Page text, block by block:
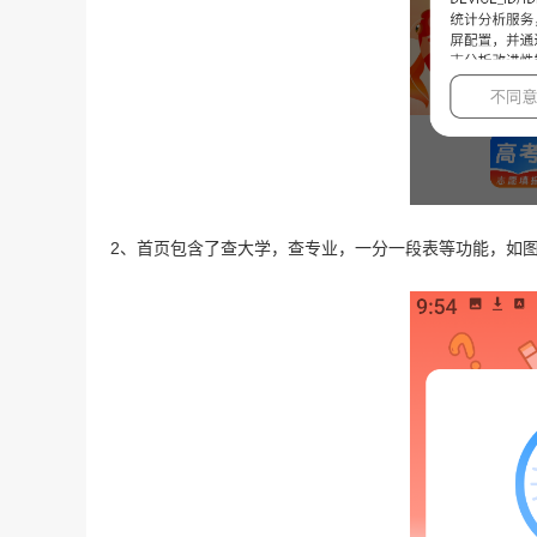
2、首页包含了查大学，查专业，一分一段表等功能，如